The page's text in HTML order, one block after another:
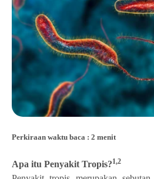
Perkiraan waktu baca : 2 menit
Apa itu Penyakit Tropis?1,2